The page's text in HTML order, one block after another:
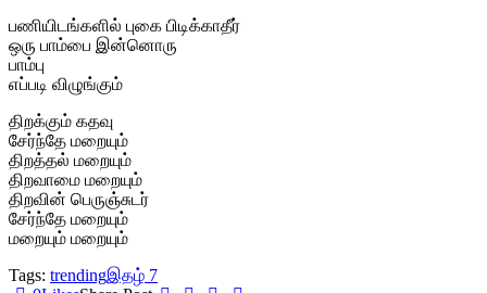
பணியிடங்களில் புகை பிடிக்காதீர்
ஒரு பாம்பை இன்னொரு
பாம்பு
எப்படி விழுங்கும்
திறக்கும் கதவு
சேர்ந்தே மறையும்
திறத்தல் மறையும்
திறவாமை மறையும்
திறவின் பெருஞ்சுடர்
சேர்ந்தே மறையும்
மறையும் மறையும்
Tags: trendingஇதழ் 7